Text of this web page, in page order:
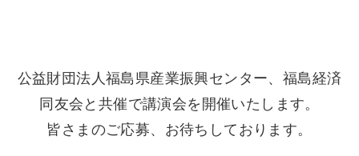
公益財団法人福島県産業振興センター、福島経済
同友会と共催で講演会を開催いたします。
皆さまのご応募、お待ちしております。